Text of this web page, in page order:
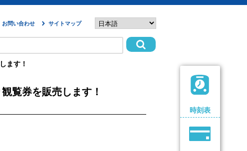
お問い合わせ サイトマップ
時刻表
ます！
覧券を販売します！